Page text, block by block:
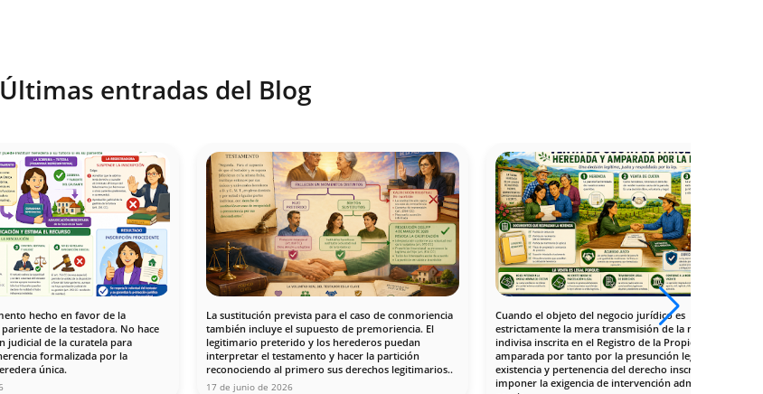
Últimas entradas del Blog